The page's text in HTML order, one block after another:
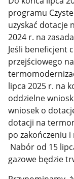
programu
uzyskać dotacje
2024 r. na
Jeśli beneficjent
przejściowego
lipca 2025 r. na
oddzielne
wniosek o
dotacji na
po zakończeniu i
Nabór od 15
gazowe będzie